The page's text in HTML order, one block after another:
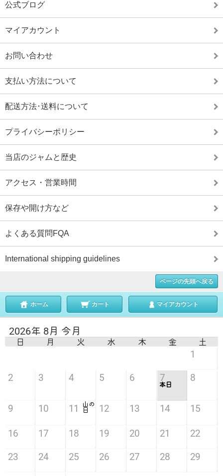
公式ブログ
マイアカウント
お問い合わせ
支払い方法について
配送方法･送料について
プライバシーポリシー
当店のジャムと歴史
アクセス・営業時間
保存や開け方など
よくある質問FQA
International shipping guidelines
ページの先頭へ戻る
ホーム カート マイアカウント